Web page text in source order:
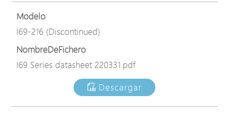
Modelo
I69-216 (Discontinued)
NombreDeFichero
I69 Series datasheet 220331.pdf
Descargar